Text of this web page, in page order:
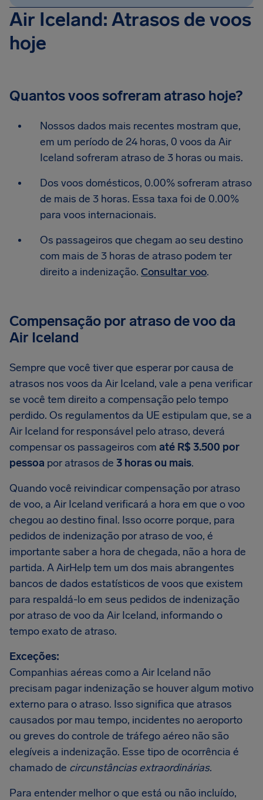
Air Iceland: Atrasos de voos
hoje
Quantos voos sofreram atraso hoje?
Nossos dados mais recentes mostram que,
em um período de 24 horas, 0 voos da Air
Iceland sofreram atraso de 3 horas ou mais.
Dos voos domésticos, 0.00% sofreram atraso
de mais de 3 horas. Essa taxa foi de 0.00%
para voos internacionais.
Os passageiros que chegam ao seu destino
com mais de 3 horas de atraso podem ter
direito a indenização. Consultar voo.
Compensação por atraso de voo da
Air Iceland
Sempre que você tiver que esperar por causa de
atrasos nos voos da Air Iceland, vale a pena verificar
se você tem direito a compensação pelo tempo
perdido. Os regulamentos da UE estipulam que, se a
Air Iceland for responsável pelo atraso, deverá
compensar os passageiros com até R$ 3.500 por
pessoa por atrasos de 3 horas ou mais.
Quando você reivindicar compensação por atraso
de voo, a Air Iceland verificará a hora em que o voo
chegou ao destino final. Isso ocorre porque, para
pedidos de indenização por atraso de voo, é
importante saber a hora de chegada, não a hora de
partida. A AirHelp tem um dos mais abrangentes
bancos de dados estatísticos de voos que existem
para respaldá-lo em seus pedidos de indenização
por atraso de voo da Air Iceland, informando o
tempo exato de atraso.
Exceções:
Companhias aéreas como a Air Iceland não
precisam pagar indenização se houver algum motivo
externo para o atraso. Isso significa que atrasos
causados por mau tempo, incidentes no aeroporto
ou greves do controle de tráfego aéreo não são
elegíveis a indenização. Esse tipo de ocorrência é
chamado de circunstâncias extraordinárias.
Para entender melhor o que está ou não incluído,